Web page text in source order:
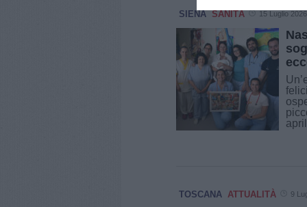
SIENA SANITÀ 15 Luglio 2026
TOSCANA ATTUALITÀ 9